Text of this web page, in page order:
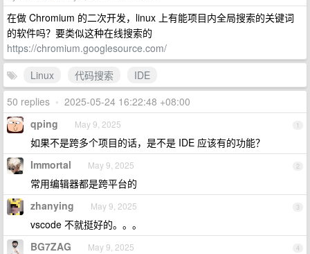
在做 Chromium 的二次开发，linux 上有能项目内全局搜索的关键词
的软件吗？要类似这种在线搜索的
https://chromium.googlesource.com/
Linux
代码搜索
IDE
50 replies • 2025-05-24 16:22:48 +08:00
1
qping May 9, 2025
如果不是跨多个项目的话，是不是 IDE 应该有的功能？
2
Immortal May 9, 2025
常用编辑器都是跨平台的
3
zhanying May 9, 2025
vscode 不就挺好的。。。
4
BG7ZAG May 9, 2025